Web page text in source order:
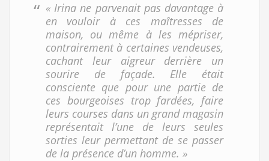
« Irina ne parvenait pas davantage à
en vouloir à ces maîtresses de
maison, ou même à les mépriser,
contrairement à certaines vendeuses,
cachant leur aigreur derrière un
sourire de façade. Elle était
consciente que pour une partie de
ces bourgeoises trop fardées, faire
leurs courses dans un grand magasin
représentait l’une de leurs seules
sorties leur permettant de se passer
de la présence d’un homme. »